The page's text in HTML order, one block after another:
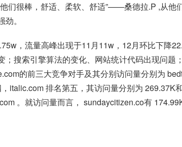
们很棒，舒适、柔软、舒适”——桑德拉.P ,从他
。
，流量高峰出现于11月11w，12月环比下降
搜索引擎算法的变化、网站统计代码出现问
的前三大竞争对手及其分别访问量分别为
italic.com 排名第五，其访问量分别为 269.37K
。就访问量而言， sundaycitizen.co有